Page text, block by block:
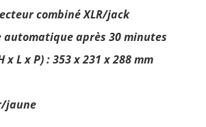
combiné XLR/jack
automatique après 30 minutes
x L x P) : 353 x 231 x 288 mm
jaune